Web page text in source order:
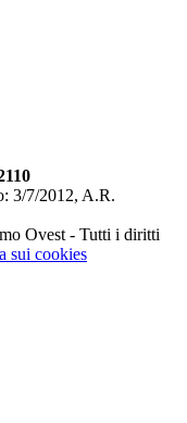
3/7/2012, A.R.
Ovest - Tutti i diritti
sui cookies